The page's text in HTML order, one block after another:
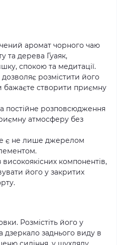
аромат чорного чаю
та дерева Гуаяк,
спокою та медитації.
розмістити його
бажаєте створити приємну
постійне розповсюдження
атмосферу без
є не лише джерелом
компонентів,
його у закритих
Розмістіть його у
дзеркало заднього виду в